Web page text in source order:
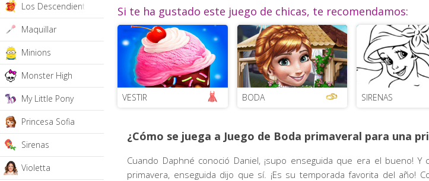
Los Descendientes
Maquillar
Minions
Monster High
My Little Pony
Princesa Sofia
Sirenas
Violetta
Si te ha gustado este juego de chicas, te recomendamos:
VESTIR BODA SIRENAS
¿Cómo se juega a Juego de Boda primaveral para una
Cuando Daphné conoció Daniel, ¡supo enseguida que era el bueno!
primavera, enseguida dijo que sí. ¡Es su temporada favorita del año!